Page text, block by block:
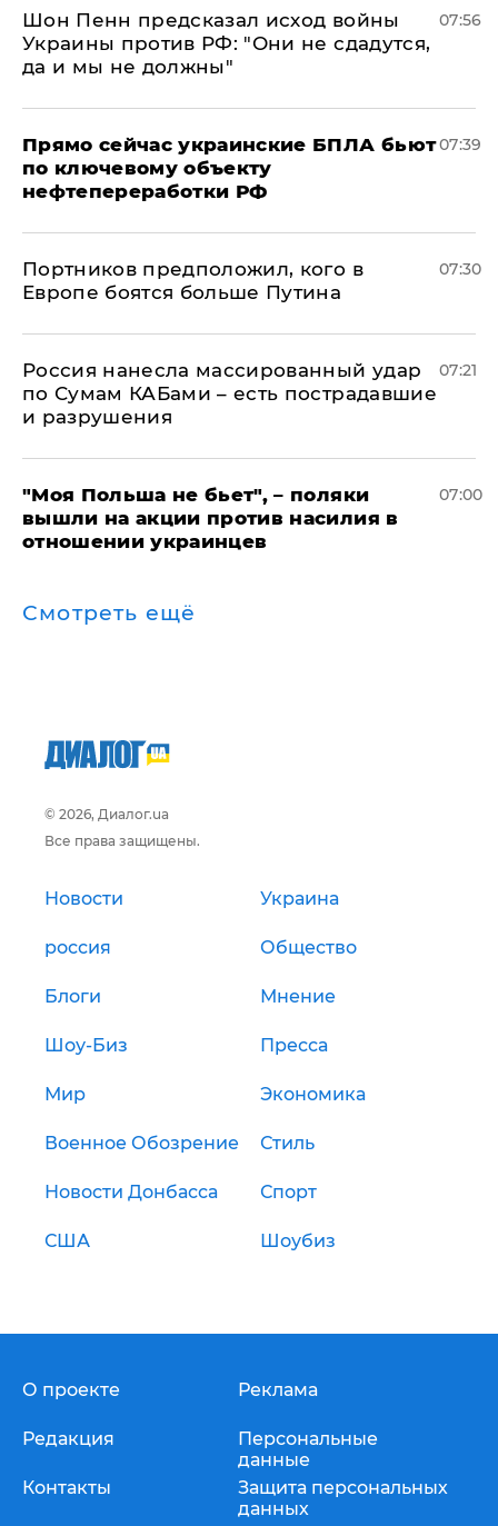
Шон Пенн предсказал исход войны
Украины против РФ: "Они не сдадутся,
да и мы не должны"
07:56
Прямо сейчас украинские БПЛА бьют
по ключевому объекту
нефтепереработки РФ
07:39
Портников предположил, кого в
Европе боятся больше Путина
07:30
Россия нанесла массированный удар
по Сумам КАБами – есть пострадавшие
и разрушения
07:21
"Моя Польша не бьет", – поляки
вышли на акции против насилия в
отношении украинцев
07:00
Смотреть ещё
© 2026, Диалог.ua
Все права защищены.
Новости Украина
россия Общество
Блоги Мнение
Шоу-Биз Пресса
Мир Экономика
Военное Обозрение Стиль
Новости Донбасса Спорт
США Шоубиз
О проекте
Редакция
Контакты
Реклама
Персональные
данные
Защита персональных
данных